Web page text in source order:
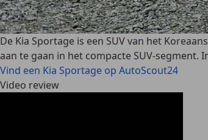
De Kia Sportage is een SUV van het
aan te gaan in het compacte SUV-segment.
Vind een Kia Sportage op AutoScout24
Video review